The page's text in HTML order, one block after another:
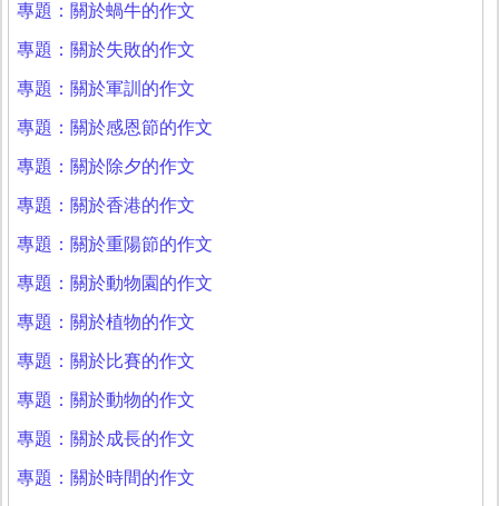
專題：關於蝸牛的作文
專題：關於失敗的作文
專題：關於軍訓的作文
專題：關於感恩節的作文
專題：關於除夕的作文
專題：關於香港的作文
專題：關於重陽節的作文
專題：關於動物園的作文
專題：關於植物的作文
專題：關於比賽的作文
專題：關於動物的作文
專題：關於成長的作文
專題：關於時間的作文